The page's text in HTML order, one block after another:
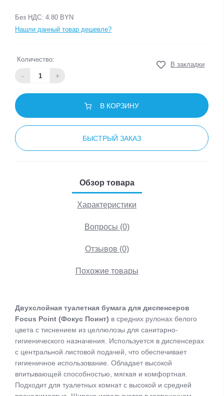
Без НДС: 4.80 BYN
Нашли данный товар дешевле?
Количество:
- +
В закладки
В КОРЗИНУ
БЫСТРЫЙ ЗАКАЗ
Обзор товара
Характеристики
Вопросы (0)
Отзывов (0)
Похожие товары
Двухслойная туалетная бумага для диспенсеров
Focus Point (Фокус Поинт) в средних рулонах белого
цвета с тиснением из целлюлозы для санитарно-
гигиенического назначения. Используется в диспенсерах
с центральной листовой подачей, что обеспечивает
гигиеничное использование. Обладает высокой
впитывающей способностью, мягкая и комфортная.
Подходит для туалетных комнат с высокой и средней